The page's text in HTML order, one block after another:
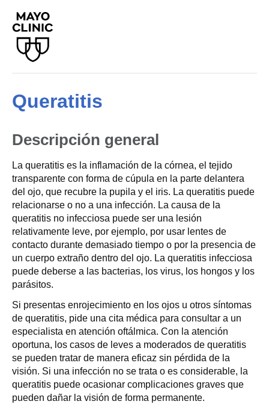
Queratitis
Descripción general
La queratitis es la inflamación de la córnea, el tejido
transparente con forma de cúpula en la parte delantera
del ojo, que recubre la pupila y el iris. La queratitis puede
relacionarse o no a una infección. La causa de la
queratitis no infecciosa puede ser una lesión
relativamente leve, por ejemplo, por usar lentes de
contacto durante demasiado tiempo o por la presencia de
un cuerpo extraño dentro del ojo. La queratitis infecciosa
puede deberse a las bacterias, los virus, los hongos y los
parásitos.
Si presentas enrojecimiento en los ojos u otros síntomas
de queratitis, pide una cita médica para consultar a un
especialista en atención oftálmica. Con la atención
oportuna, los casos de leves a moderados de queratitis
se pueden tratar de manera eficaz sin pérdida de la
visión. Si una infección no se trata o es considerable, la
queratitis puede ocasionar complicaciones graves que
pueden dañar la visión de forma permanente.